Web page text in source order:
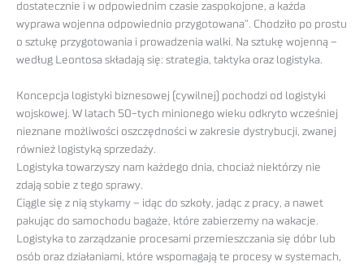
dostatecznie i w odpowiednim czasie zaspokojone, a każda
wyprawa wojenna odpowiednio przygotowana”. Chodziło po prostu
o sztukę przygotowania i prowadzenia walki. Na sztukę wojenną –
według Leontosa składają się: strategia, taktyka oraz logistyka.
Koncepcja logistyki biznesowej (cywilnej) pochodzi od logistyki
wojskowej. W latach 50-tych minionego wieku odkryto wcześniej
nieznane możliwości oszczędności w zakresie dystrybucji, zwanej
również logistyką sprzedaży.
Logistyka towarzyszy nam każdego dnia, chociaż niektórzy nie
zdają sobie z tego sprawy.
Ciągle się z nią stykamy – idąc do szkoły, jadąc z pracy, a nawet
pakując do samochodu bagaże, które zabierzemy na wakacje.
Logistyka to zarządzanie procesami przemieszczania się dóbr lub
osób oraz działaniami, które wspomagają te procesy w systemach,